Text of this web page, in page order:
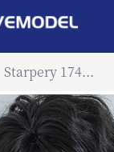
Starpery 174cm Cカップ #Wushiヘッド フルシリコン製ラブドール